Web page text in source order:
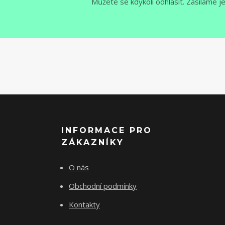
INFORMACE PRO
ZÁKAZNÍKY
O nás
Obchodní podmínky
Kontakty